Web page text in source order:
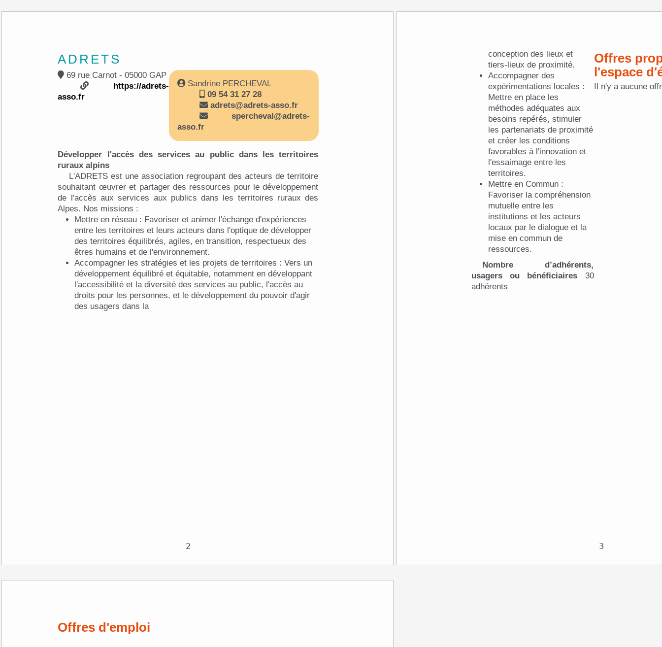
ADRETS
69 rue Carnot - 05000 GAP
https://adrets-
asso.fr
Sandrine PERCHEVAL
09 54 31 27 28
adrets@adrets-asso.fr
spercheval@adrets-
asso.fr
Développer l'accès des services au public dans les territoires
ruraux alpins
L'ADRETS est une association regroupant des acteurs de territoire
souhaitant œuvrer et partager des ressources pour le développement
de l'accès aux services aux publics dans les territoires ruraux des
Alpes. Nos missions :
Mettre en réseau : Favoriser et animer l'échange d'expériences
entre les territoires et leurs acteurs dans l'optique de développer
des territoires équilibrés, agiles, en transition, respectueux des
êtres humains et de l'environnement.
Accompagner les stratégies et les projets de territoires : Vers un
développement équilibré et équitable, notamment en développant
l'accessibilité et la diversité des services au public, l'accès au
droits pour les personnes, et le développement du pouvoir d'agir
des usagers dans la
conception des lieux et
tiers-lieux de proximité.
Accompagner des
expérimentations locales :
Mettre en place les
méthodes adéquates aux
besoins repérés, stimuler
les partenariats de proximité
et créer les conditions
favorables à l'innovation et
l'essaimage entre les
territoires.
Mettre en Commun :
Favoriser la compréhension
mutuelle entre les
institutions et les acteurs
locaux par le dialogue et la
mise en commun de
ressources.
Nombre d’adhérents,
usagers ou bénéficiaires30
adhérents
Offres proposées dans
l'espace
Il n'y a aucune
Offres d'emploi